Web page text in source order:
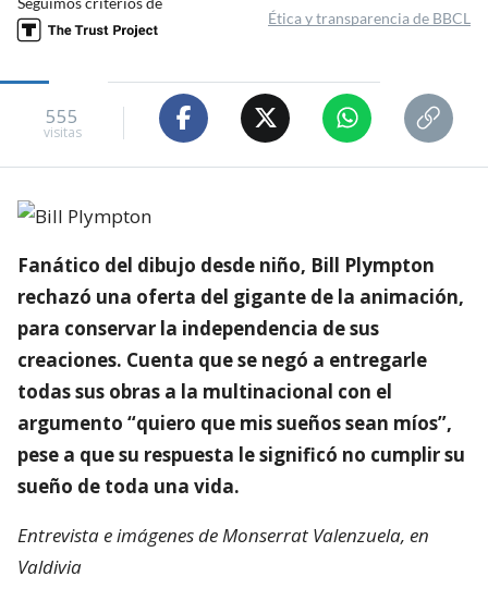
Ética y transparencia de BBCL
555
visitas
Fanático del dibujo desde niño, Bill Plympton
rechazó una oferta del gigante de la animación,
para conservar la independencia de sus
creaciones. Cuenta que se negó a entregarle
todas sus obras a la multinacional con el
argumento “quiero que mis sueños sean míos”,
pese a que su respuesta le significó no cumplir su
sueño de toda una vida.
Entrevista e imágenes de Monserrat Valenzuela, en
Valdivia